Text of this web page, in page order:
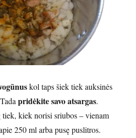
kol taps šiek tiek auksinės
pridėkite savo atsargas.
kiek norisi sriubos – vienam
250 ml arba pusę puslitros.